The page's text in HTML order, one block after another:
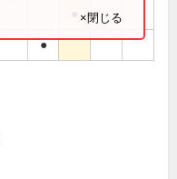
●
×閉じる